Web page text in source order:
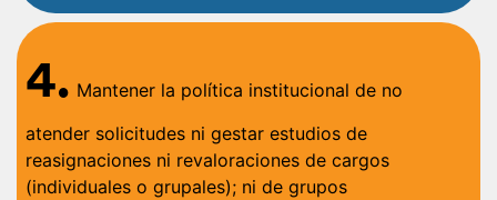
4. Mantener la política institucional de no
atender solicitudes ni gestar estudios de
reasignaciones ni revaloraciones de cargos
(individuales o grupales); ni de grupos